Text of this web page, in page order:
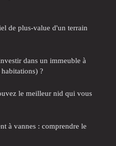
de plus-value d'un terrain
dans un immeuble à
?
le meilleur nid qui vous
à vannes : comprendre le